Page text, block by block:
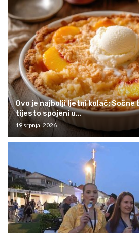
Ovo je najbolji ljetni kolač: Sočne
tijesto spojeni u...
19 srpnja, 2026